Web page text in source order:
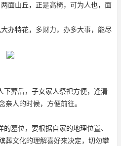
面山丘，正是高椅，可为人也，面
办特花，多财力，办多大事，能尽
下葬后，子女家人祭祀方便，逢清
亲人的时候，方便前往。
墓位，要根据自家的地理位置、
葬文化的理解喜好来决定，切勿攀